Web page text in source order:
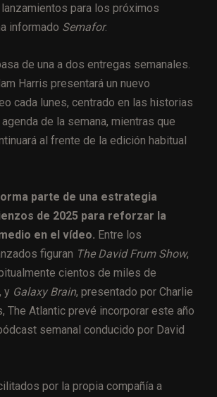
para los próximos
informado Semafor.
de una a dos entregas semanales.
Harris presentará un nuevo
cada lunes, centrado en las historias
de la semana, mientras que
al frente de la edición habitual
parte de una estrategia
de 2025 para reforzar la
en el vídeo. Entre los
figuran The David Frum Show,
cientos de miles de
y Galaxy Brain, presentado por Charlie
The Atlantic prevé incorporar este año
semanal conducido por David
por la propia compañía a